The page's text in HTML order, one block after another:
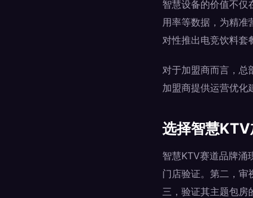
智慧设备的价值不仅
用率等数据，为精准
对性推出电竞饮料套
对于加盟商而言，总
加盟商提供运营优化
选择智慧
智慧KTV赛道品牌涌
门店验证。第二，审
三，验证其主题包房